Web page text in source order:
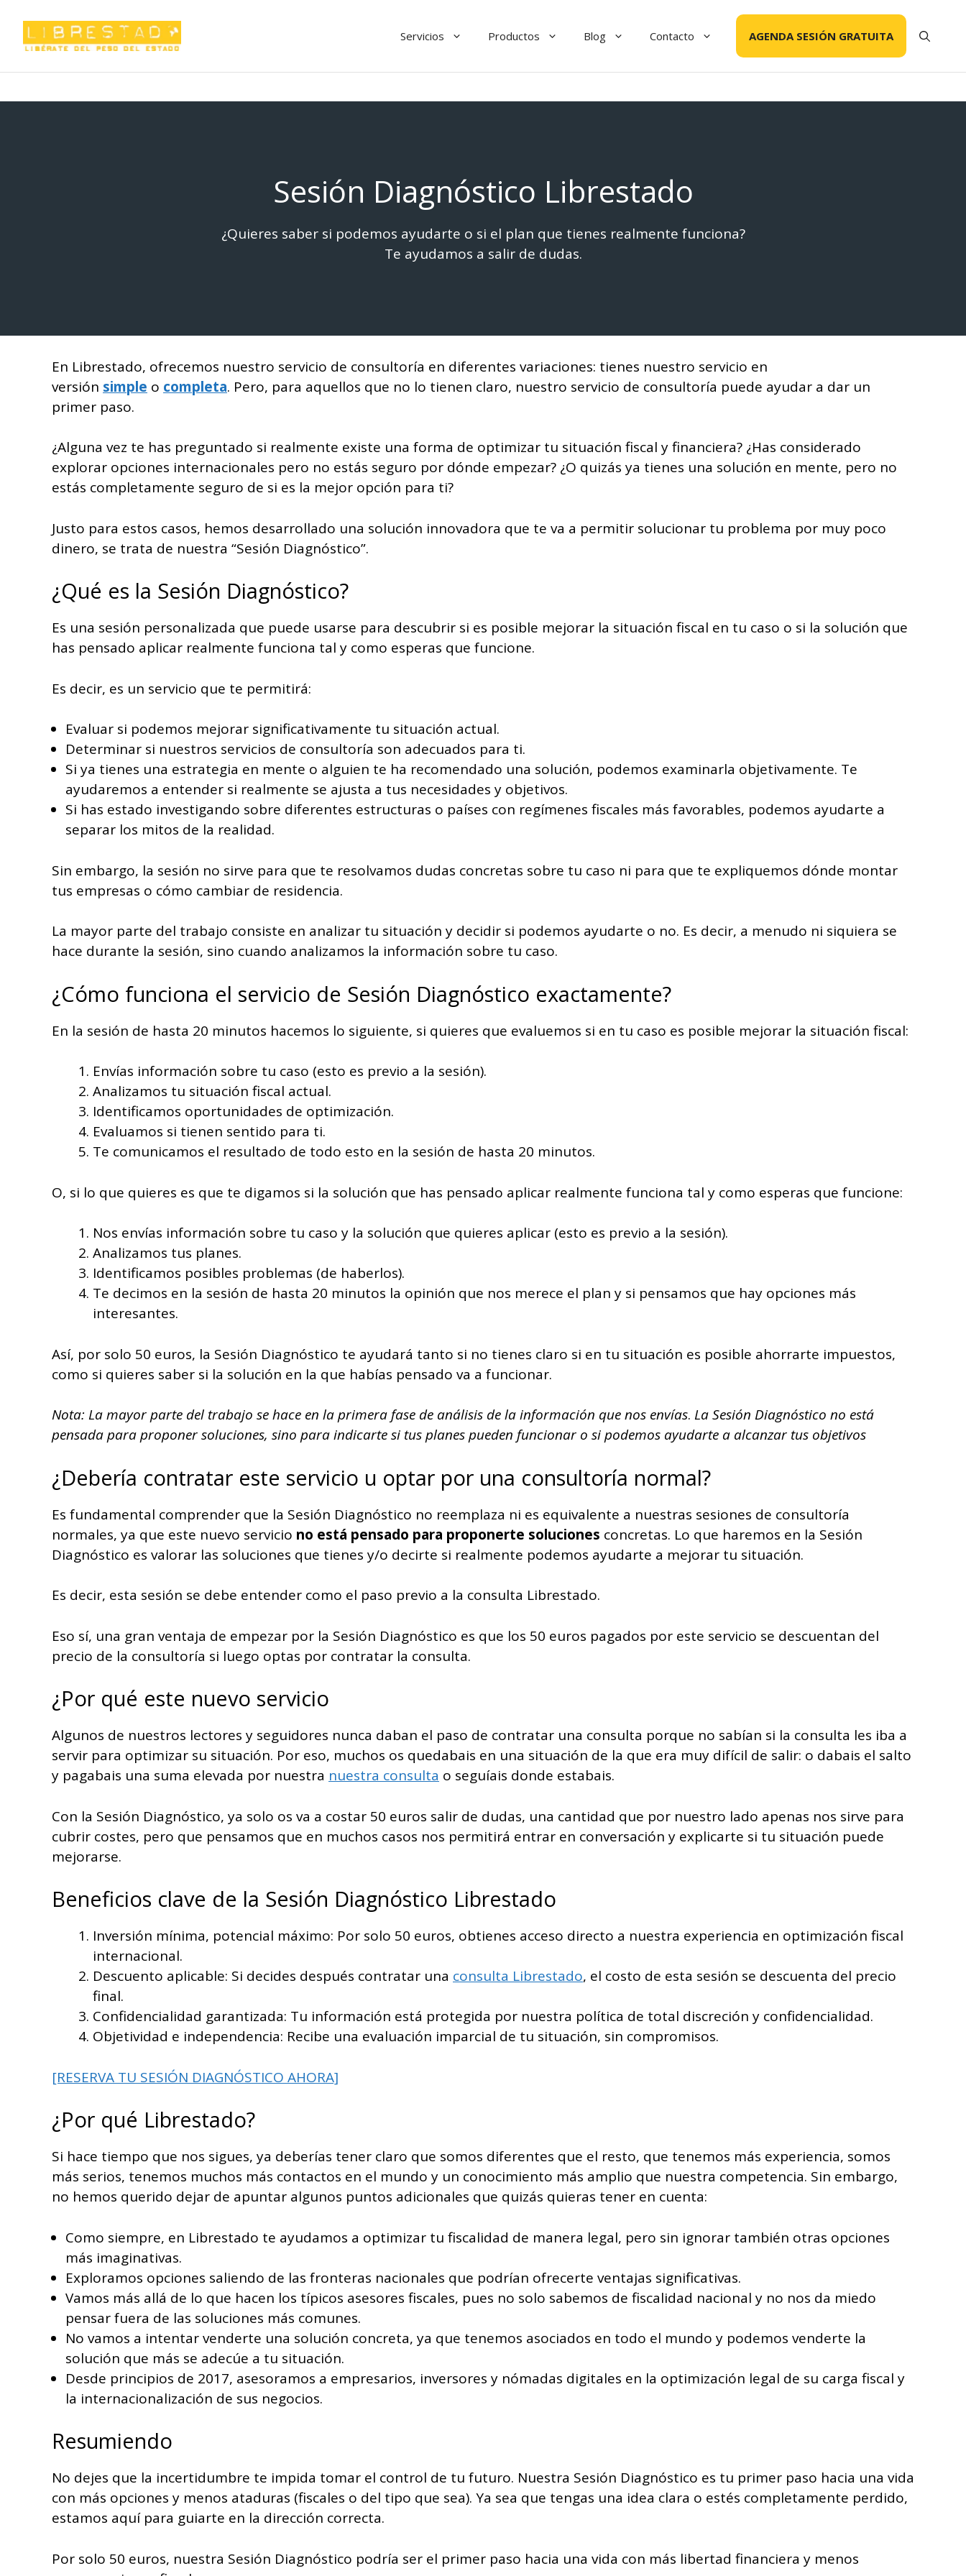
contenido
Servicios Productos Blog Contacto AGENDA SESIÓN GRATUITA
Sesión Diagnóstico Librestado
¿Quieres saber si podemos ayudarte o si el plan que tienes realmente funciona?
Te ayudamos a salir de dudas.
En Librestado, ofrecemos nuestro servicio de consultoría en diferentes variaciones: tienes nuestro servicio en
versión simple o completa. Pero, para aquellos que no lo tienen claro, nuestro servicio de consultoría puede ayudar a dar un
primer paso.
¿Alguna vez te has preguntado si realmente existe una forma de optimizar tu situación fiscal y financiera? ¿Has considerado
explorar opciones internacionales pero no estás seguro por dónde empezar? ¿O quizás ya tienes una solución en mente, pero no
estás completamente seguro de si es la mejor opción para ti?
Justo para estos casos, hemos desarrollado una solución innovadora que te va a permitir solucionar tu problema por muy poco
dinero, se trata de nuestra “Sesión Diagnóstico”.
¿Qué es la Sesión Diagnóstico?
Es una sesión personalizada que puede usarse para descubrir si es posible mejorar la situación fiscal en tu caso o si la solución que
has pensado aplicar realmente funciona tal y como esperas que funcione.
Es decir, es un servicio que te permitirá:
Evaluar si podemos mejorar significativamente tu situación actual.
Determinar si nuestros servicios de consultoría son adecuados para ti.
Si ya tienes una estrategia en mente o alguien te ha recomendado una solución, podemos examinarla objetivamente. Te
ayudaremos a entender si realmente se ajusta a tus necesidades y objetivos.
Si has estado investigando sobre diferentes estructuras o países con regímenes fiscales más favorables, podemos ayudarte a
separar los mitos de la realidad.
Sin embargo, la sesión no sirve para que te resolvamos dudas concretas sobre tu caso ni para que te expliquemos dónde montar
tus empresas o cómo cambiar de residencia.
La mayor parte del trabajo consiste en analizar tu situación y decidir si podemos ayudarte o no. Es decir, a menudo ni siquiera se
hace durante la sesión, sino cuando analizamos la información sobre tu caso.
¿Cómo funciona el servicio de Sesión Diagnóstico exactamente?
En la sesión de hasta 20 minutos hacemos lo siguiente, si quieres que evaluemos si en tu caso es posible mejorar la situación fiscal:
Envías información sobre tu caso (esto es previo a la sesión).
Analizamos tu situación fiscal actual.
Identificamos oportunidades de optimización.
Evaluamos si tienen sentido para ti.
Te comunicamos el resultado de todo esto en la sesión de hasta 20 minutos.
O, si lo que quieres es que te digamos si la solución que has pensado aplicar realmente funciona tal y como esperas que funcione:
Nos envías información sobre tu caso y la solución que quieres aplicar (esto es previo a la sesión).
Analizamos tus planes.
Identificamos posibles problemas (de haberlos).
Te decimos en la sesión de hasta 20 minutos la opinión que nos merece el plan y si pensamos que hay opciones más
interesantes.
Así, por solo 50 euros, la Sesión Diagnóstico te ayudará tanto si no tienes claro si en tu situación es posible ahorrarte impuestos,
como si quieres saber si la solución en la que habías pensado va a funcionar.
Nota: La mayor parte del trabajo se hace en la primera fase de análisis de la información que nos envías. La Sesión Diagnóstico no está
pensada para proponer soluciones, sino para indicarte si tus planes pueden funcionar o si podemos ayudarte a alcanzar tus objetivos
¿Debería contratar este servicio u optar por una consultoría normal?
Es fundamental comprender que la Sesión Diagnóstico no reemplaza ni es equivalente a nuestras sesiones de consultoría
normales, ya que este nuevo servicio no está pensado para proponerte soluciones concretas. Lo que haremos en la Sesión
Diagnóstico es valorar las soluciones que tienes y/o decirte si realmente podemos ayudarte a mejorar tu situación.
Es decir, esta sesión se debe entender como el paso previo a la consulta Librestado.
Eso sí, una gran ventaja de empezar por la Sesión Diagnóstico es que los 50 euros pagados por este servicio se descuentan del
precio de la consultoría si luego optas por contratar la consulta.
¿Por qué este nuevo servicio
Algunos de nuestros lectores y seguidores nunca daban el paso de contratar una consulta porque no sabían si la consulta les iba a
servir para optimizar su situación. Por eso, muchos os quedabais en una situación de la que era muy difícil de salir: o dabais el salto
y pagabais una suma elevada por nuestra nuestra consulta o seguíais donde estabais.
Con la Sesión Diagnóstico, ya solo os va a costar 50 euros salir de dudas, una cantidad que por nuestro lado apenas nos sirve para
cubrir costes, pero que pensamos que en muchos casos nos permitirá entrar en conversación y explicarte si tu situación puede
mejorarse.
Beneficios clave de la Sesión Diagnóstico Librestado
Inversión mínima, potencial máximo: Por solo 50 euros, obtienes acceso directo a nuestra experiencia en optimización fiscal
internacional.
Descuento aplicable: Si decides después contratar una consulta Librestado, el costo de esta sesión se descuenta del precio
final.
Confidencialidad garantizada: Tu información está protegida por nuestra política de total discreción y confidencialidad.
Objetividad e independencia: Recibe una evaluación imparcial de tu situación, sin compromisos.
[RESERVA TU SESIÓN DIAGNÓSTICO AHORA]
¿Por qué Librestado?
Si hace tiempo que nos sigues, ya deberías tener claro que somos diferentes que el resto, que tenemos más experiencia, somos
más serios, tenemos muchos más contactos en el mundo y un conocimiento más amplio que nuestra competencia. Sin embargo,
no hemos querido dejar de apuntar algunos puntos adicionales que quizás quieras tener en cuenta:
Como siempre, en Librestado te ayudamos a optimizar tu fiscalidad de manera legal, pero sin ignorar también otras opciones
más imaginativas.
Exploramos opciones saliendo de las fronteras nacionales que podrían ofrecerte ventajas significativas.
Vamos más allá de lo que hacen los típicos asesores fiscales, pues no solo sabemos de fiscalidad nacional y no nos da miedo
pensar fuera de las soluciones más comunes.
No vamos a intentar venderte una solución concreta, ya que tenemos asociados en todo el mundo y podemos venderte la
solución que más se adecúe a tu situación.
Desde principios de 2017, asesoramos a empresarios, inversores y nómadas digitales en la optimización legal de su carga fiscal y
la internacionalización de sus negocios.
Resumiendo
No dejes que la incertidumbre te impida tomar el control de tu futuro. Nuestra Sesión Diagnóstico es tu primer paso hacia una vida
con más opciones y menos ataduras (fiscales o del tipo que sea). Ya sea que tengas una idea clara o estés completamente perdido,
estamos aquí para guiarte en la dirección correcta.
Por solo 50 euros, nuestra Sesión Diagnóstico podría ser el primer paso hacia una vida con más libertad financiera y menos